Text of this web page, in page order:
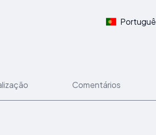
Comentários